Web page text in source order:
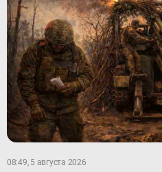
08:49, 5 августа 2026